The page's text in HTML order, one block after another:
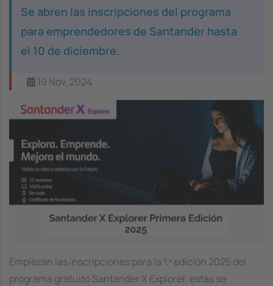
Se abren las inscripciones del programa
para emprendedores de Santander hasta
el 10 de diciembre.
19 Nov, 2024
Image
Empiezan las inscripciones para la 1.ª edición 2025 del
programa gratuito Santander X Explorer, estas se